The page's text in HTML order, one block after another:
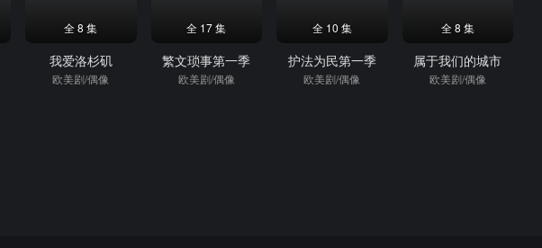
全 8 集
我爱洛杉矶
欧美剧/偶像
全 17 集
繁文琐事第一季
欧美剧/偶像
全 10 集
护法为民第一季
欧美剧/偶像
全 8 集
属于我们的城市
欧美剧/偶像